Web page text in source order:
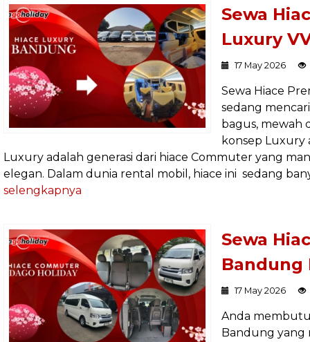
Sewa
Luxury
17 May 2026
Sewa Hiace
sedang
bagus, mewah
konsep Luxury
Luxury adalah generasi dari hiace Commuter yang
elegan. Dalam dunia rental mobil, hiace ini sedang
selengkapnya
Sewa
Bandung
17 May 2026
Anda
Bandung yang